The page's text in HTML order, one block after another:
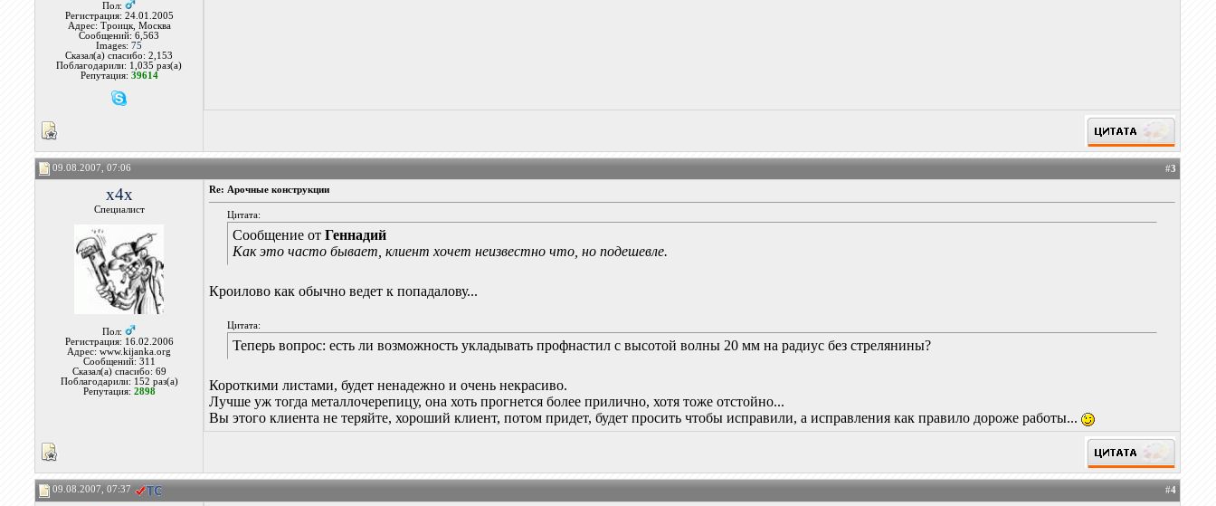
Пол:
Регистрация: 24.01.2005
Адрес: Троицк, Москва
Сообщений: 6,563
Images:75
Сказал(а) спасибо: 2,153
Поблагодарили: 1,035 раз(а)
Репутация: 39614
09.08.2007, 07:06 #3
x4x
Специалист
Пол:
Регистрация: 16.02.2006
Адрес: www.kijanka.org
Сообщений: 311
Сказал(а) спасибо: 69
Поблагодарили: 152 раз(а)
Репутация: 2898
Re: Арочные конструкции
Цитата:
Сообщение отГеннадий
Как это часто бывает, клиент хочет неизвестно что, но подешевле.
Кроилово как обычно ведет к попадалову...
Цитата:
Теперь вопрос: есть ли возможность укладывать профнастил с высотой волны 20 мм на радиус без стрелянины?
Короткими листами, будет ненадежно и очень некрасиво.
Лучше уж тогда металлочерепицу, она хоть прогнется более прилично, хотя тоже отстойно...
Вы этого клиента не теряйте, хороший клиент, потом придет, будет просить чтобы исправили, а исправления как правило дороже работы...
09.08.2007, 07:37 #4